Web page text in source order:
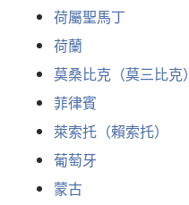
荷屬聖馬丁
荷蘭
莫桑比克（莫三比克）
菲律賓
萊索托（賴索托）
葡萄牙
蒙古